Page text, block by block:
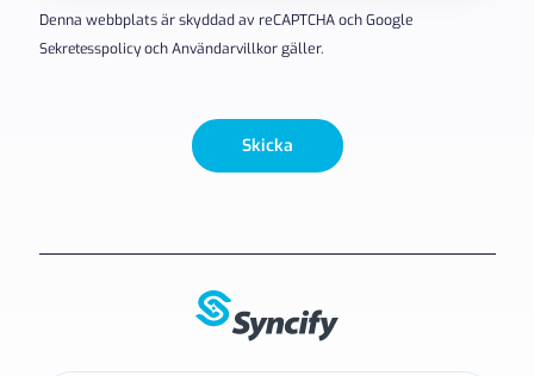
Denna webbplats är skyddad av reCAPTCHA och Google
SekretesspolicyochAnvändarvillkorgäller.
Skicka